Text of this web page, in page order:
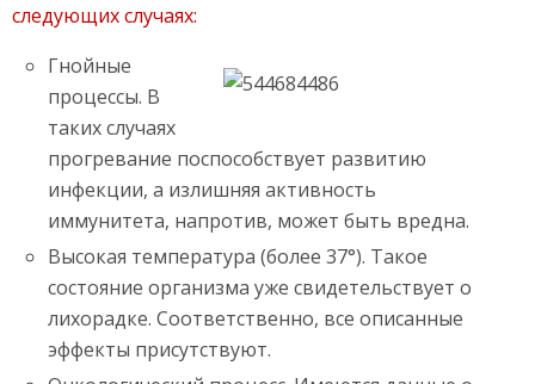
следующих случаях:
Гнойные
процессы. В
таких случаях
прогревание поспособствует развитию
инфекции, а излишняя активность
иммунитета, напротив, может быть вредна.
Высокая температура (более 37°). Такое
состояние организма уже свидетельствует о
лихорадке. Соответственно, все описанные
эффекты присутствуют.